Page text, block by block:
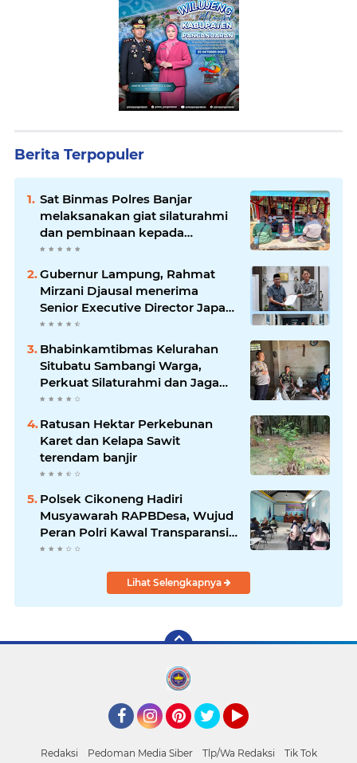
Berita Terpopuler
Sat Binmas Polres Banjar
melaksanakan giat silaturahmi
dan pembinaan kepada
pelaksana Sat Kamling
Gubernur Lampung, Rahmat
Mirzani Djausal menerima
Senior Executive Director Japan
Association for Construction
pertemuan resmi
Bhabinkamtibmas Kelurahan
Situbatu Sambangi Warga,
Perkuat Silaturahmi dan Jaga
Kondusivitas Wilayah
Ratusan Hektar Perkebunan
Karet dan Kelapa Sawit
terendam banjir
Polsek Cikoneng Hadiri
Musyawarah RAPBDesa, Wujud
Peran Polri Kawal Transparansi
dan Kamtibmas Desa
Lihat Selengkapnya
Redaksi Pedoman Media Siber Tlp/Wa Redaksi Tik Tok